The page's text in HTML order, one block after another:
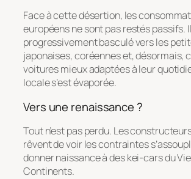
Face à cette désertion, les
européens ne sont pas restés passifs.
progressivement basculé vers les
japonaises, coréennes et, désormais,
voitures mieux adaptées à leur
locale s’est évaporée.
Vers une renaissance ?
Tout n’est pas perdu. Les
rêvent de voir les contraintes
donner naissance à des kei-cars du
Continents.